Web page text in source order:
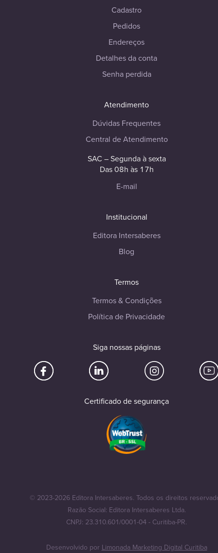
Cadastro
Pedidos
Endereços
Detalhes da conta
Senha perdida
Atendimento
Dúvidas Frequentes
Central de Atendimento
SAC – Segunda à sexta
Das 08h às 17h
E-mail
Institucional
Editora Intersaberes
Blog
Termos
Termos & Condições
Política de Privacidade
Siga nossas páginas
Certificado de segurança
© 2023-2026 Editora Intersaberes. Todos os direitos
Razão Social: Editora Intersaberes Ltda.
CNPJ: 23.310.601/0001-04 - Curitiba-PR.
Desenvolvido por Limonada Marketing Digital Curitiba